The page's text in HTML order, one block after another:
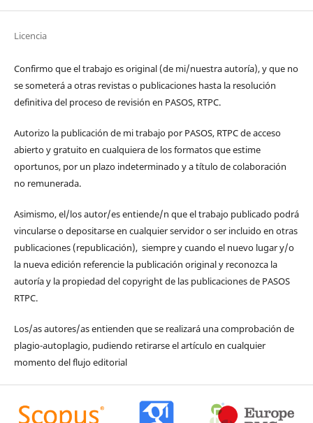
Licencia
Confirmo que el trabajo es original (de mi/nuestra autoría), y que no
se someterá a otras revistas o publicaciones hasta la resolución
definitiva del proceso de revisión en PASOS, RTPC.
Autorizo la publicación de mi trabajo por PASOS, RTPC de acceso
abierto y gratuito en cualquiera de los formatos que estime
oportunos, por un plazo indeterminado y a título de colaboración
no remunerada.
Asimismo, el/los autor/es entiende/n que el trabajo publicado podrá
vincularse o depositarse en cualquier servidor o ser incluido en otras
publicaciones (republicación), siempre y cuando el nuevo lugar y/o
la nueva edición referencie la publicación original y reconozca la
autoría y la propiedad del copyright de las publicaciones de PASOS
RTPC.
Los/as autores/as entienden que se realizará una comprobación de
plagio-autoplagio, pudiendo retirarse el artículo en cualquier
momento del flujo editorial